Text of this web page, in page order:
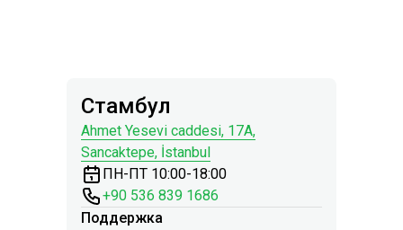
Стамбул
Ahmet Yesevi сaddesi, 17A,
Sancaktepe, İstanbul
ПН-ПТ 10:00-18:00
+90 536 839 1686
Поддержка